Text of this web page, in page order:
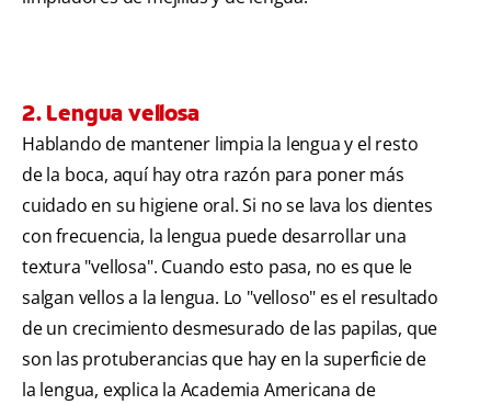
2. Lengua vellosa
Hablando de mantener limpia la lengua y el resto
de la boca, aquí hay otra razón para poner más
cuidado en su higiene oral. Si no se lava los dientes
con frecuencia, la lengua puede desarrollar una
textura "vellosa". Cuando esto pasa, no es que le
salgan vellos a la lengua. Lo "velloso" es el resultado
de un crecimiento desmesurado de las papilas, que
son las protuberancias que hay en la superficie de
la lengua, explica la Academia Americana de